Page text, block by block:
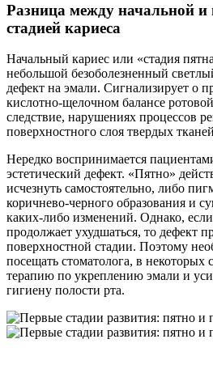
клиники
Разница между начальной и
стадией кариеса
Начальный кариес или «стадия
небольшой безоболезненный
дефект на эмали. Сигнализирует о
кислотно-щелочном балансе
следствие, нарушениях процессов
поверхностного слоя твердых
Нередко воспринимается
эстетический дефект. «Пятно»
исчезнуть самостоятельно, либо
коричнево-черного образования и
каких-либо изменений. Однако,
продолжает ухудшаться, то дефект
поверхностной стадии. Поэтому
посещать стоматолога, в некоторых
терапию по укреплению эмали и
гигиену полости рта.